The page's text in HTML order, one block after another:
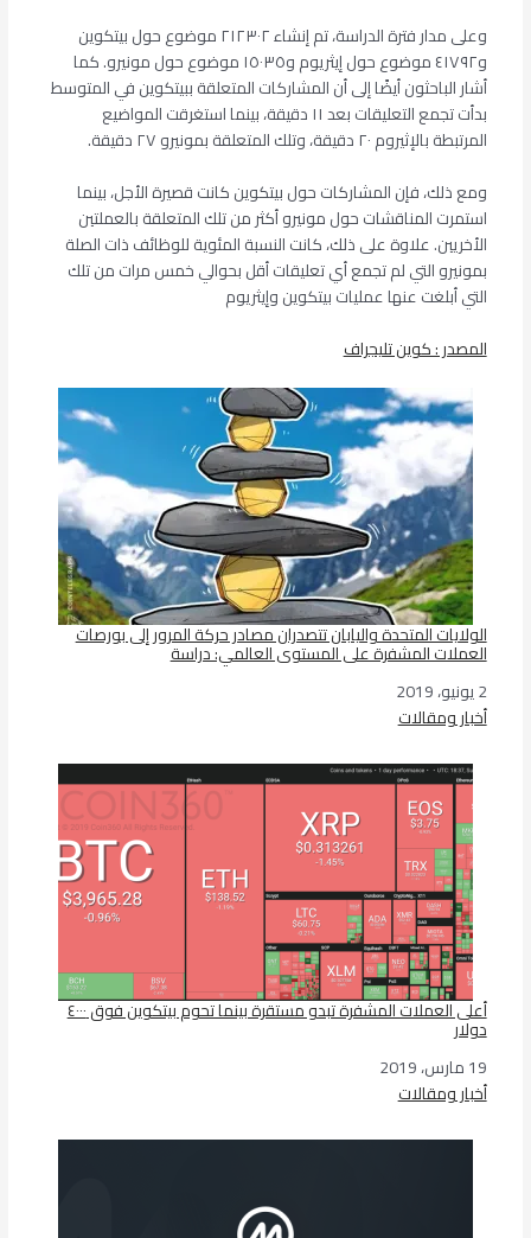
وعلى مدار فترة الدراسة، تم إنشاء ٢١٢٣٠٢ موضوع حول بيتكوين
و٤١٧٩٢ موضوع حول إيثريوم و١٥٠٣٥ موضوع حول مونيرو. كما
أشار الباحثون أيضًا إلى أن المشاركات المتعلقة ببيتكوين في المتوسط ​​
بدأت تجمع التعليقات بعد ١١ دقيقة، بينما استغرقت المواضيع
المرتبطة بالإثيروم ٢٠ دقيقة، وتلك المتعلقة بمونيرو ٢٧ دقيقة.
ومع ذلك، فإن المشاركات حول بيتكوين كانت قصيرة الأجل، بينما
استمرت المناقشات حول مونيرو أكثر من تلك المتعلقة بالعملتين
الأخريين. علاوة على ذلك، كانت النسبة المئوية للوظائف ذات الصلة
بمونيرو التي لم تجمع أي تعليقات أقل بحوالي خمس مرات من تلك
التي أبلغت عنها عمليات بيتكوين وإيثريوم
المصدر : كوين تليجراف
الولايات المتحدة واليابان تتصدران مصادر حركة المرور إلى بورصات
العملات المشفرة على المستوى العالمي: دراسة
التاريخ
2 يونيو، 2019
في ما يتعلق بما يأتي
أخبار ومقالات
أعلى العملات المشفرة تبدو مستقرة بينما تحوم بيتكوين فوق ٤٠٠٠
دولار
التاريخ
19 مارس، 2019
في ما يتعلق بما يأتي
أخبار ومقالات